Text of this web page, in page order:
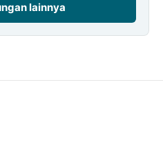
lainnya